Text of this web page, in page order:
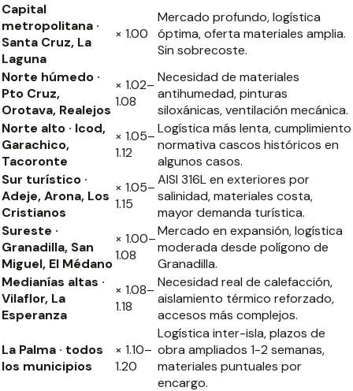
Capital
metropolitana ·
Santa Cruz, La
Laguna
× 1.00
Mercado profundo, logística
óptima, oferta materiales amplia.
Sin sobrecoste.
Norte húmedo ·
Pto Cruz,
Orotava, Realejos
× 1.02–
1.08
Necesidad de materiales
antihumedad, pinturas
siloxánicas, ventilación mecánica.
Norte alto · Icod,
Garachico,
Tacoronte
× 1.05–
1.12
Logística más lenta, cumplimiento
normativa cascos históricos en
algunos casos.
Sur turístico ·
Adeje, Arona, Los
Cristianos
× 1.05–
1.15
AISI 316L en exteriores por
salinidad, materiales costa,
mayor demanda turística.
Sureste ·
Granadilla, San
Miguel, El Médano
× 1.00–
1.08
Mercado en expansión, logística
moderada desde polígono de
Granadilla.
Medianías altas ·
Vilaflor, La
Esperanza
× 1.08–
1.18
Necesidad real de calefacción,
aislamiento térmico reforzado,
accesos más complejos.
La Palma · todos
los municipios
× 1.10–
1.20
Logística inter-isla, plazos de
obra ampliados 1-2 semanas,
materiales puntuales por
encargo.